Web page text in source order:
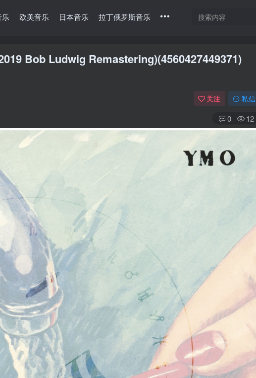
乐 欧美音乐 日本音乐 拉丁俄罗斯音乐
Bob Ludwig Remastering)(4560427449371)
关注 私信
0 12